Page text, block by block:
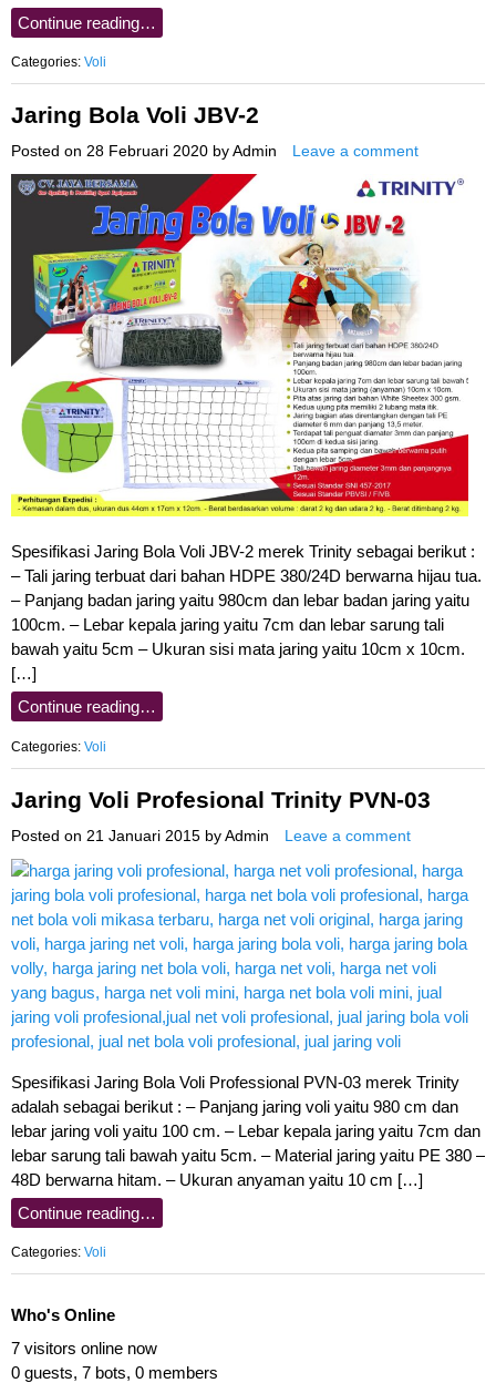
Continue reading…
Categories: Voli
Jaring Bola Voli JBV-2
Posted on 28 Februari 2020 by Admin Leave a comment
Spesifikasi Jaring Bola Voli JBV-2 merek Trinity sebagai berikut :
– Tali jaring terbuat dari bahan HDPE 380/24D berwarna hijau tua.
– Panjang badan jaring yaitu 980cm dan lebar badan jaring yaitu
100cm. – Lebar kepala jaring yaitu 7cm dan lebar sarung tali
bawah yaitu 5cm – Ukuran sisi mata jaring yaitu 10cm x 10cm.
[…]
Continue reading…
Categories: Voli
Jaring Voli Profesional Trinity PVN-03
Posted on 21 Januari 2015 by Admin Leave a comment
Spesifikasi Jaring Bola Voli Professional PVN-03 merek Trinity
adalah sebagai berikut : – Panjang jaring voli yaitu 980 cm dan
lebar jaring voli yaitu 100 cm. – Lebar kepala jaring yaitu 7cm dan
lebar sarung tali bawah yaitu 5cm. – Material jaring yaitu PE 380 –
48D berwarna hitam. – Ukuran anyaman yaitu 10 cm […]
Continue reading…
Categories: Voli
Who's Online
7 visitors online now
0 guests, 7 bots, 0 members